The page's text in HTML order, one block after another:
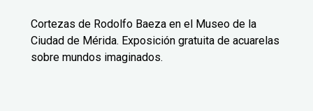
Cortezas de Rodolfo Baeza en el Museo de la
Ciudad de Mérida. Exposición gratuita de acuarelas
sobre mundos imaginados.